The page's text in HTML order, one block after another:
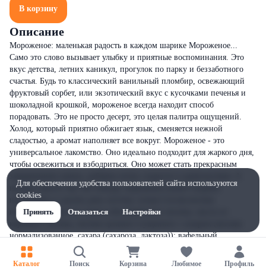
В корзину
Описание
Мороженое: маленькая радость в каждом шарике Мороженое...
Само это слово вызывает улыбку и приятные воспоминания. Это
вкус детства, летних каникул, прогулок по парку и беззаботного
счастья. Будь то классический ванильный пломбир, освежающий
фруктовый сорбет, или экзотический вкус с кусочками печенья и
шоколадной крошкой, мороженое всегда находит способ
порадовать. Это не просто десерт, это целая палитра ощущений.
Холод, который приятно обжигает язык, сменяется нежной
сладостью, а аромат наполняет все вокруг. Мороженое - это
универсальное лакомство. Оно идеально подходит для жаркого дня,
чтобы освежиться и взбодриться. Оно может стать прекрасным
иногда, просто так, без повода, мороженое может поднять
настроение и сделать день чуточку лучше.Состав:молоко
восстановленное из сухого обезжиренного молока, масло из
коровьего молока, молоко цельное сгущенное с сахаром (молоко
нормализованное, сахара (сахароза, лактоза)); вафельный
Каталог Поиск Корзина Любимое Профиль
Для обеспечения удобства пользователей сайта используются
cookies
Принять
Отказаться Настройки